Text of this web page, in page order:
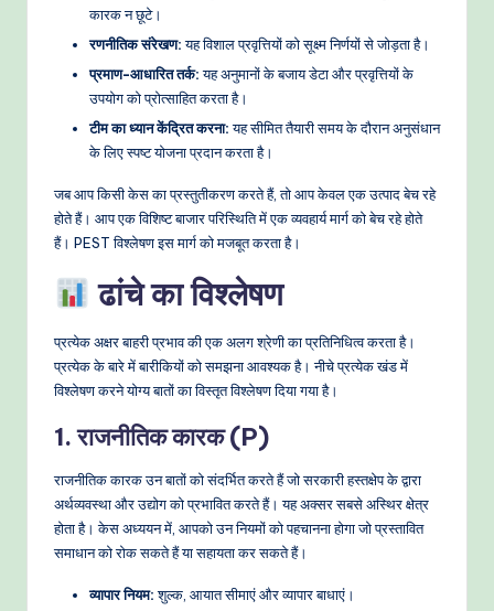
h
M
h
o
कारक न छूटे।
रणनीतिक संरेखण:यह विशाल प्रवृत्तियों को सूक्ष्म निर्णयों से जोड़ता है।
प्रमाण-आधारित तर्क:यह अनुमानों के बजाय डेटा और प्रवृत्तियों के
उपयोग को प्रोत्साहित करता है।
टीम का ध्यान केंद्रित करना:यह सीमित तैयारी समय के दौरान अनुसंधान
के लिए स्पष्ट योजना प्रदान करता है।
जब आप किसी केस का प्रस्तुतीकरण करते हैं, तो आप केवल एक उत्पाद बेच रहे
होते हैं। आप एक विशिष्ट बाजार परिस्थिति में एक व्यवहार्य मार्ग को बेच रहे होते
हैं। PEST विश्लेषण इस मार्ग को मजबूत करता है।
ढांचे का विश्लेषण
प्रत्येक अक्षर बाहरी प्रभाव की एक अलग श्रेणी का प्रतिनिधित्व करता है।
प्रत्येक के बारे में बारीकियों को समझना आवश्यक है। नीचे प्रत्येक खंड में
विश्लेषण करने योग्य बातों का विस्तृत विश्लेषण दिया गया है।
1. राजनीतिक कारक (P)
राजनीतिक कारक उन बातों को संदर्भित करते हैं जो सरकारी हस्तक्षेप के द्वारा
अर्थव्यवस्था और उद्योग को प्रभावित करते हैं। यह अक्सर सबसे अस्थिर क्षेत्र
होता है। केस अध्ययन में, आपको उन नियमों को पहचानना होगा जो प्रस्तावित
समाधान को रोक सकते हैं या सहायता कर सकते हैं।
व्यापार नियम:शुल्क, आयात सीमाएं और व्यापार बाधाएं।